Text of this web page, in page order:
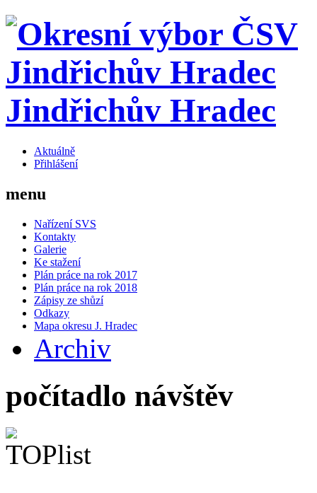
Jindřichův Hradec
Aktuálně
Přihlášení
menu
Nařízení SVS
Kontakty
Galerie
Ke stažení
Plán práce na rok 2017
Plán práce na rok 2018
Zápisy ze shůzí
Odkazy
Mapa okresu J. Hradec
Archiv
počítadlo návštěv